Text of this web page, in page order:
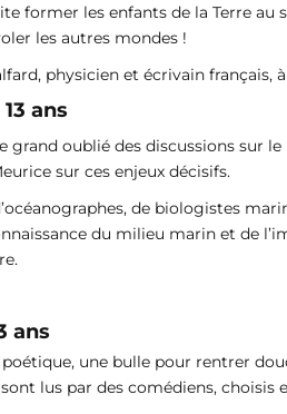
former les enfants de la Terre au
les autres mondes !
physicien et écrivain français,
ans
grand oublié des discussions sur
sur ces enjeux décisifs.
de biologistes
du milieu marin et de
ans
une bulle pour rentrer
lus par des comédiens,